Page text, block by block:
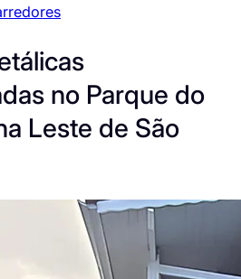
no Parque do
Leste de São